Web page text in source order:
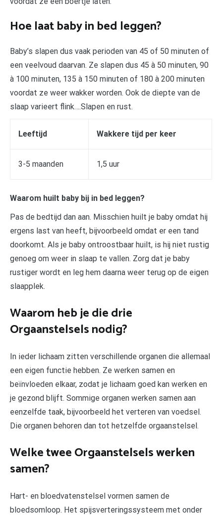
Hoe laat baby in bed leggen?
Baby’s slapen dus vaak perioden van 45 of 50 minuten of
een veelvoud daarvan. Ze slapen dus 45 à 50 minuten, 90
à 100 minuten, 135 à 150 minuten of 180 à 200 minuten
voordat ze weer wakker worden. Ook de diepte van de
slaap varieert flink….Slapen en rust.
Leeftijd Wakkere tijd per keer
3-5 maanden​ 1,5 uur​
Waarom huilt baby bij in bed leggen?
Pas de bedtijd dan aan. Misschien huilt je baby omdat hij
ergens last van heeft, bijvoorbeeld omdat er een tand
doorkomt. Als je baby ontroostbaar huilt, is hij niet rustig
genoeg om weer in slaap te vallen. Zorg dat je baby
rustiger wordt en leg hem daarna weer terug op de eigen
slaapplek.
Waarom heb je die drie
Orgaanstelsels nodig?
In ieder lichaam zitten verschillende organen die allemaal
een eigen functie hebben. Ze werken samen en
beïnvloeden elkaar, zodat je lichaam goed kan werken en
je gezond blijft. Sommige organen werken samen aan
eenzelfde taak, bijvoorbeeld het verteren van voedsel.
Die organen behoren dan tot hetzelfde orgaanstelsel.
Welke twee Orgaanstelsels werken
samen?
Hart- en bloedvatenstelsel vormen samen de
bloedsomloop. Het spijsverteringssysteem met onder